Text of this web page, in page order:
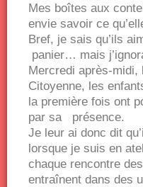
Mes boîtes aux
envie savoir ce
Bref, je sais qu’ils
panier… mais
Mercredi après-midi,
Citoyenne, les
la première fois ont
par sa présence.
Je leur ai donc dit
lorsque je suis en
chaque rencontre
entraînent dans des